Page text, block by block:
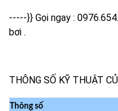
-----}} Gọi ngay :
bơi .
THÔNG SỐ KỸ THUẬT
Thông số